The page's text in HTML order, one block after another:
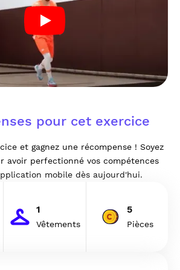
pour cet exercice
et gagnez une récompense ! Soyez
avoir perfectionné vos compétences
mobile dès aujourd'hui.
1
Vêtements
5
Pièces